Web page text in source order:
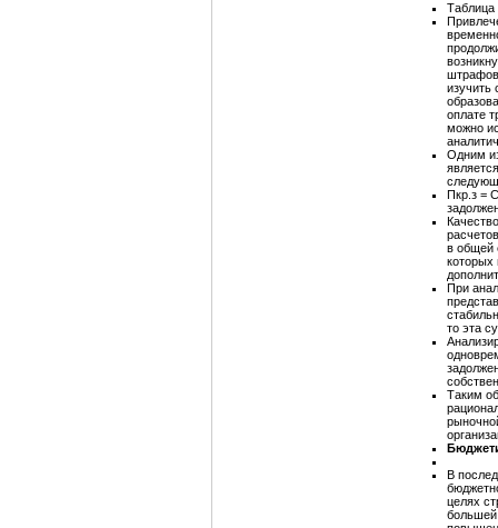
Таблица
штрафов
изучить
оплате
можно
Одним
Пкр.з =
в общей
которых
При
то эта
Таким
В
целях
большей